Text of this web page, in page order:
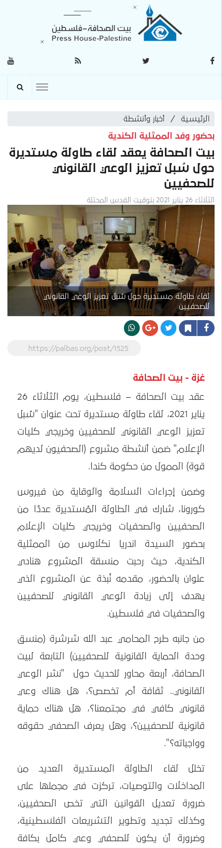
الرئيسية أخبار وأنشطة
بحضور وفد الممثلية الكندية
بيت الصحافة يعقد لقاء طاولة مستديرة
حول سُبل تعزيز الوعي القانوني
للصحفيين
الثلاثاء 26 يناير 2021 بتوقيت القدس المحتلة
لقاء طاولة مستديرة حول سُبل تعزيز الوعي القانوني
للصحفيين
https://palbas.org/post/1525
غزة - بيت الصحافة
عقد بيت الصحافة – فلسطين، يوم الثلاثاء 26
يناير 2021، لقاء طاولة مستديرة تحت عنوان "سُبل
تعزيز الوعي القانوني للصحفيين وخريجي كليات
الإعلام" ضمن أنشطة مشروع (الصحفيون لديهم
قوة) الممول من حكومة كندا.
وضمن إجراءات السلامة والوقاية من فيروس
كورونا، شارك في الطاولة المُستديرة عددًا من
الصحفيين والصحفيات وخريجي كليات الإعلام
بحضور السيدة اندريا نكلاوس من الممثلية
الكندية، حيث رحبت منسقة المشروع هنادي
علوان بالحضور، مقدمه نُبذة عن المشروع الذي
يهدف إلى زيادة الوعي القانوني للصحفيين
والصحفيات في فلسطين.
من جانبه طرح المحامي عبد الله شرشرة (منسق
وحدة الحماية القانونية للصحفيين) التابعة لبيت
الصحافة، أربعة محاور للحديث حول "نشر الوعي
القانوني.. ثقافة أم تخصص؟، هل هناك وعي
قانوني كافي في مجتمعنا؟، هل هناك حماية
قانونية للصحفيين؟، وهل يعرف الصحفي حقوقه
وواجباته؟".
تخلل لقاء الطاولة المستديرة العديد من
المداخلات والتوصيات، تركزت في مجملها على
ضرورة تعديل القوانين التي تخص الصحفيين،
وكذلك تجديد وتطوير التشريعات الفلسطينية،
وضرورة أن يكون للصحفي وعي كامل بكافة